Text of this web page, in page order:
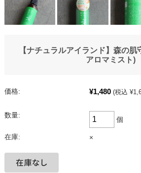
【ナチュラルアイランド】森の肌
アロマミスト)
価格: ¥1,480 (税込
数量:
個
在庫: ×